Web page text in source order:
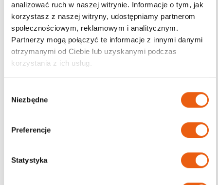
analizować ruch w naszej witrynie. Informacje o tym, jak
korzystasz z naszej witryny, udostępniamy partnerom
społecznościowym, reklamowym i analitycznym.
Partnerzy mogą połączyć te informacje z innymi danymi
otrzymanymi od Ciebie lub uzyskanymi podczas
korzystania z ich usług.
Niezbędne
Preferencje
Statystyka
Darmowa dostawa
od 200zł